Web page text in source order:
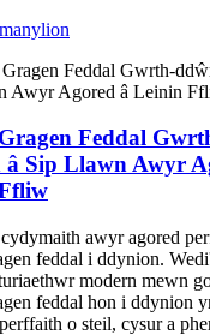
manylion
Feddal
â Sip Llawn Awyr
awyr agored
feddal i ddynion.
modern mewn
feddal hon i ddynion
o steil, cysur a